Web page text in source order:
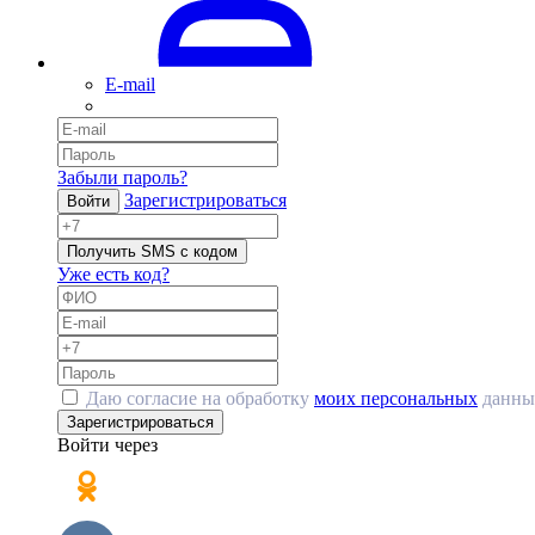
E-mail
Забыли пароль?
Войти Зарегистрироваться
Получить SMS с кодом
Уже есть код?
Даю согласие на обработку моих персональных
Зарегистрироваться
Войти через